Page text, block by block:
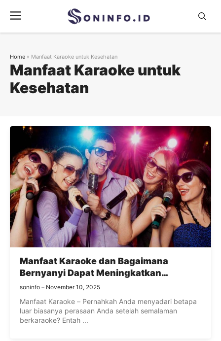
content
Menu
Manfaat Karaoke untuk
Kesehatan
Home » Manfaat Karaoke untuk Kesehatan
Manfaat Karaoke dan Bagaimana
Bernyanyi Dapat Meningkatkan
Kesehatan
soninfo November 10, 2025
Manfaat Karaoke – Pernahkah Anda menyadari betapa
luar biasanya perasaan Anda setelah semalaman
berkaraoke? Entah ...